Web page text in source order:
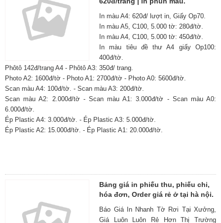
In màu A4: 620đ/ lượt in, Giấy Op70.
In màu A5, C100, 5.000 tờ: 280đ/tờ.
In màu A4, C100, 5.000 tờ: 450đ/tờ.
In màu tiêu đề thư A4 giấy Op100:
400đ/tờ.
Phôtô 142đ/trang A4 - Phôtô A3: 350đ/ trang.
Photo A2: 1600đ/tờ - Photo A1: 2700đ/tờ - Photo A0: 5600đ/tờ.
Scan màu A4: 100đ/tờ. - Scan màu A3: 200đ/tờ.
Scan màu A2: 2.000đ/tờ - Scan màu A1: 3.000đ/tờ - Scan màu A0:
6.000đ/tờ.
Ép Plastic A4: 3.000đ/tờ. - Ép Plastic A3: 5.000đ/tờ.
Ép Plastic A2: 15.000đ/tờ. - Ép Plastic A1: 20.000đ/tờ.
Bảng giá in phiếu thu, phiếu chi,
hóa đơn, Order giá rẻ ở tại hà nội.
Báo Giá In Nhanh Tờ Rơi Tại Xưởng,
Giá Luôn Luôn Rẻ Hơn Thị Trường